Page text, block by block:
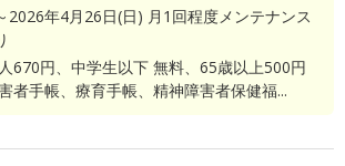
2026年4月26日(日) 月1回程度メンテナンス
670円、中学生以下 無料、65歳以上500円
者手帳、療育手帳、精神障害者保健福...